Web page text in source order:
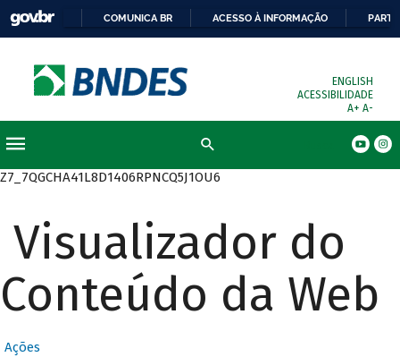
COMUNICA BR ACESSO À INFORMAÇÃO
ENGLISH
ACESSIBILIDADE
A+ A-
Z7_7QGCHA41L8D1406RPNCQ5J1OU6
Visualizador do
Conteúdo da Web
Ações